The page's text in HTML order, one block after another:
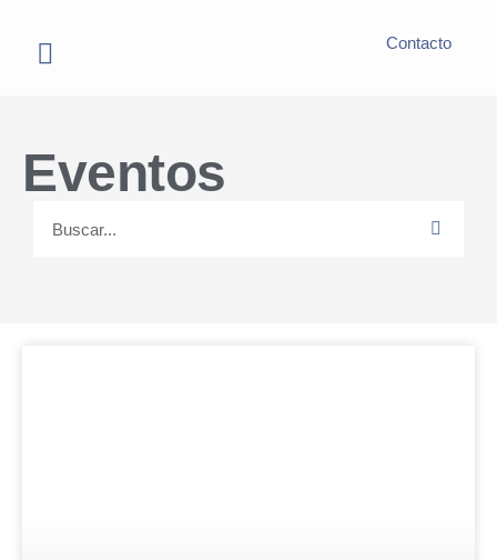
Contacto
Eventos